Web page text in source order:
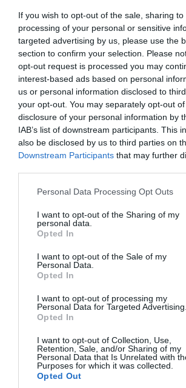
If you wish to opt-out of the sale, sharing
processing of your personal or sensitive
targeted advertising by us, please use the
section to confirm your selection. Please
opt-out request is processed you may
interest-based ads based on personal
us or personal information disclosed to
your opt-out. You may separately opt-out
disclosure of your personal information by
IAB’s list of downstream participants. This
also be disclosed by us to third parties on
Downstream Participants that may further
Please note that this website/app uses one
not limited to your visit or usage behaviour.
grant or deny consent to Google and its
use your data for below specified purposes
consent section.
Personal Data Processing Opt Outs
I want to opt-out of the Sharing of my
personal data.
Opted In
I want to opt-out of the Sale of my
Personal Data.
Opted In
I want to opt-out of processing my
Personal Data for Targeted Advertising.
Opted In
I want to opt-out of Collection, Use,
Retention, Sale, and/or Sharing of my
Personal Data that Is Unrelated with
Purposes for which it was collected.
Opted Out
08.08.2026 | 17:02
ΕΚΤΑΚΤΟ: Τρεις Μεραρχίες του
βορειοκορεατικού Στρατού
ταχύτατα στη Ρωσία
ΠΟΛΙΤΙΚΗ
08.08.2026 | 09:02
«Η απόλυτη τραγωδία»: Η
του Αρκά για τα τατουάζ (φωτο)